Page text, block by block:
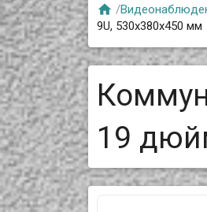
 /
9U, 530х380х450 мм
19